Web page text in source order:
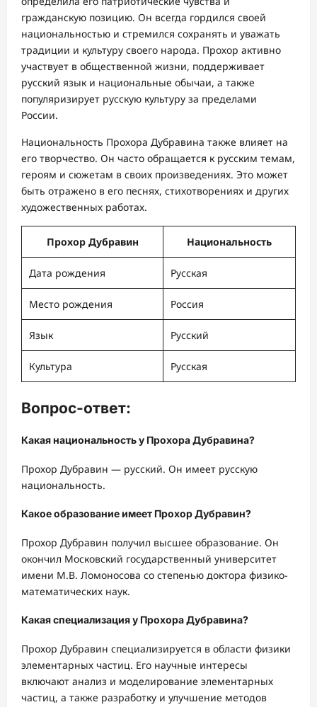
гражданскую позицию. Он всегда гордился своей
национальностью и стремился сохранять и уважать
традиции и культуру своего народа. Прохор активно
участвует в общественной жизни, поддерживает
русский язык и национальные обычаи, а также
популяризирует русскую культуру за пределами
России.
Национальность Прохора Дубравина также влияет на
его творчество. Он часто обращается к русским темам,
героям и сюжетам в своих произведениях. Это может
быть отражено в его песнях, стихотворениях и других
художественных работах.
Прохор Дубравин Национальность
Дата рождения Русская
Место рождения Россия
Язык Русский
Культура Русская
Вопрос-ответ:
Какая национальность у Прохора Дубравина?
Прохор Дубравин — русский. Он имеет русскую
национальность.
Какое образование имеет Прохор Дубравин?
Прохор Дубравин получил высшее образование. Он
окончил Московский государственный университет
имени М.В. Ломоносова со степенью доктора физико-
математических наук.
Какая специализация у Прохора Дубравина?
Прохор Дубравин специализируется в области физики
элементарных частиц. Его научные интересы
включают анализ и моделирование элементарных
частиц, а также разработку и улучшение методов